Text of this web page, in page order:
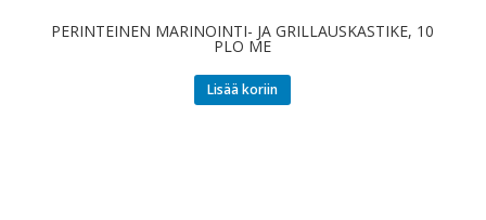
PERINTEINEN MARINOINTI- JA GRILLAUSKASTIKE, 10
PLO ME
Lisää koriin